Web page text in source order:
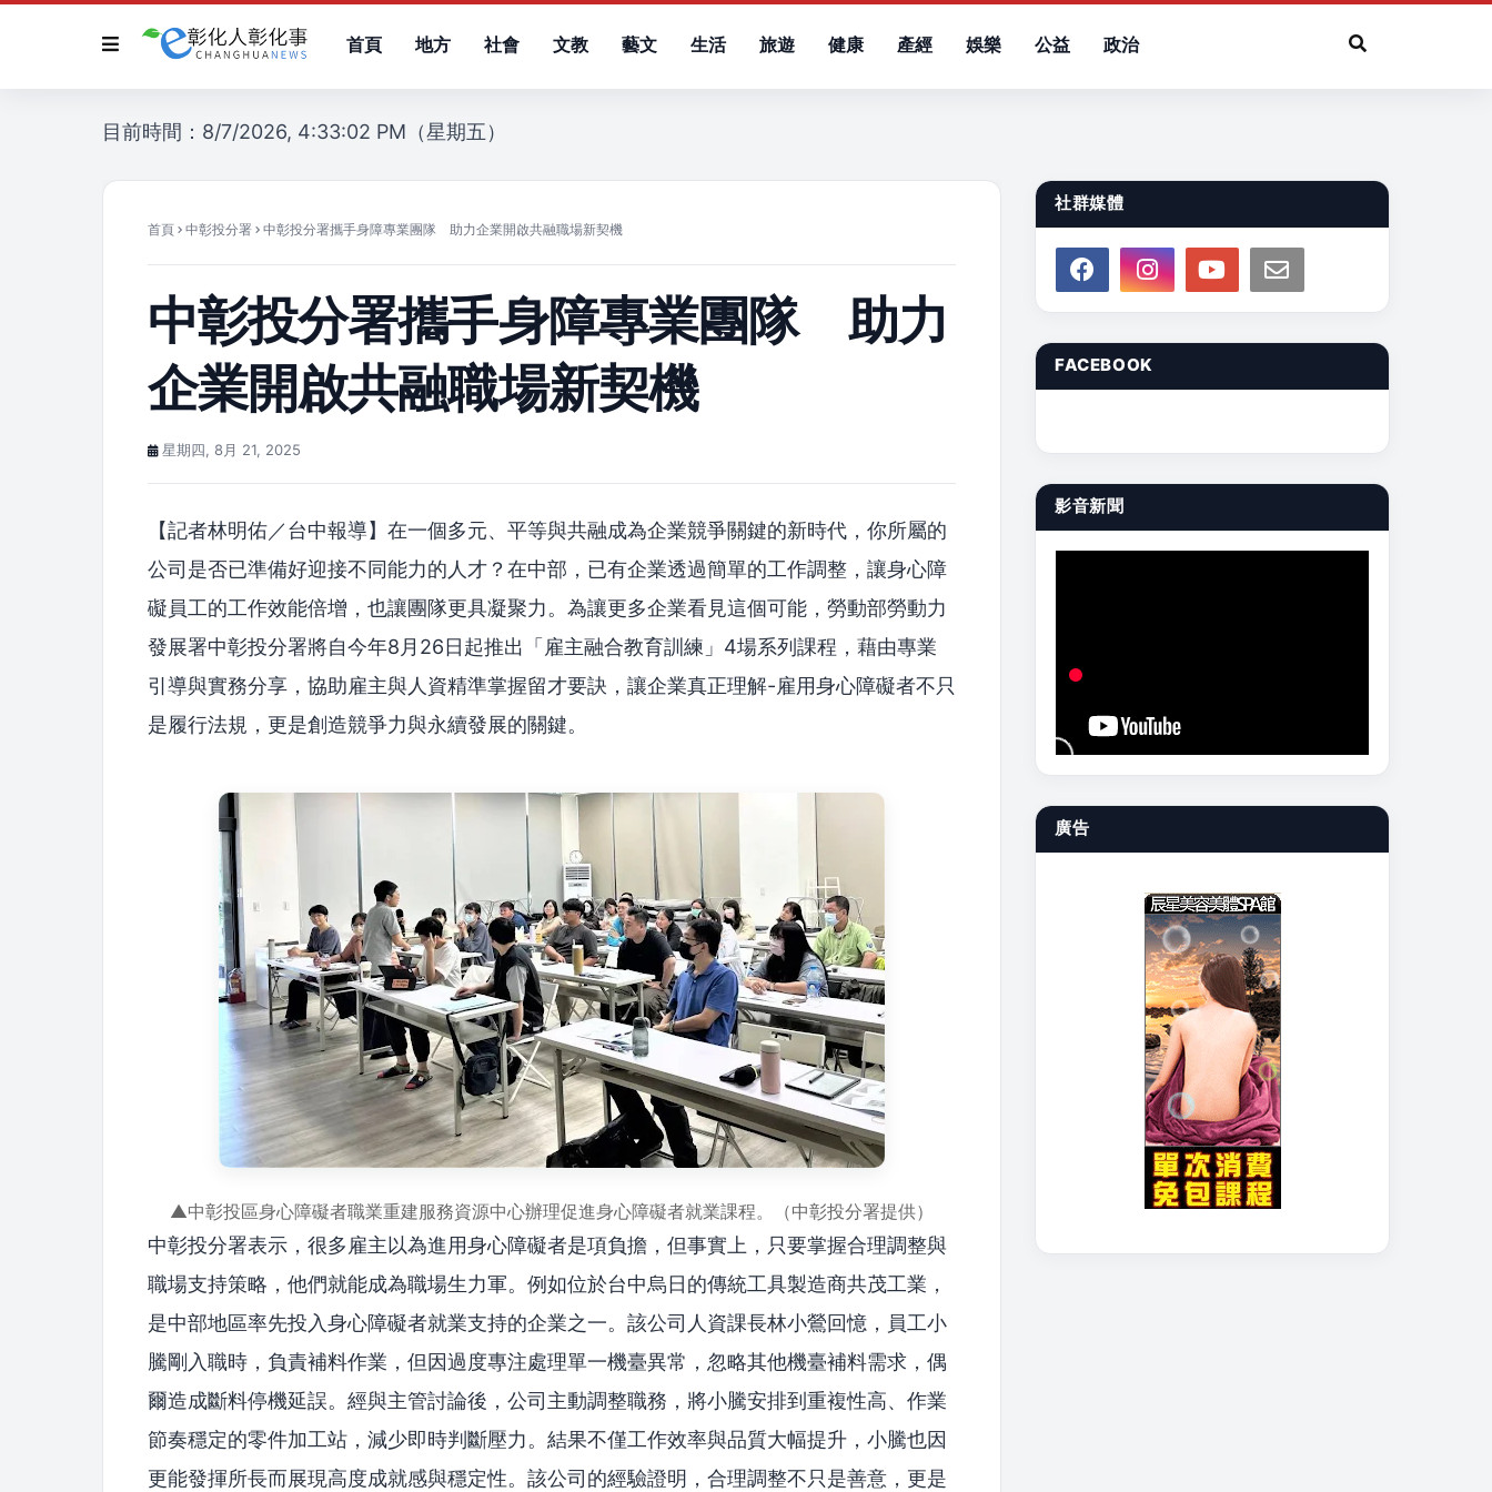
首頁 地方 社會 文教 藝文 生活 旅遊 健康 產經 娛樂 公益 政治
目前時間：8/7/2026, 4:33:02 PM（星期五）
首頁 中彰投分署 中彰投分署攜手身障專業團隊 助力企業開啟共融職場新契機
中彰投分署攜手身障專業團隊 助力
企業開啟共融職場新契機
星期四, 8月 21, 2025
【記者林明佑／台中報導】在一個多元、平等與共融成為企業競爭關鍵的新時代，你所屬的
公司是否已準備好迎接不同能力的人才？在中部，已有企業透過簡單的工作調整，讓身心障
礙員工的工作效能倍增，也讓團隊更具凝聚力。為讓更多企業看見這個可能，勞動部勞動力
發展署中彰投分署將自今年8月26日起推出「雇主融合教育訓練」4場系列課程，藉由專業
引導與實務分享，協助雇主與人資精準掌握留才要訣，讓企業真正理解-雇用身心障礙者不只
是履行法規，更是創造競爭力與永續發展的關鍵。
▲中彰投區身心障礙者職業重建服務資源中心辦理促進身心障礙者就業課程。（中彰投分署提供）
中彰投分署表示，很多雇主以為進用身心障礙者是項負擔，但事實上，只要掌握合理調整與
職場支持策略，他們就能成為職場生力軍。例如位於台中烏日的傳統工具製造商共茂工業，
是中部地區率先投入身心障礙者就業支持的企業之一。該公司人資課長林小鶯回憶，員工小
騰剛入職時，負責補料作業，但因過度專注處理單一機臺異常，忽略其他機臺補料需求，偶
爾造成斷料停機延誤。經與主管討論後，公司主動調整職務，將小騰安排到重複性高、作業
節奏穩定的零件加工站，減少即時判斷壓力。結果不僅工作效率與品質大幅提升，小騰也因
更能發揮所長而展現高度成就感與穩定性。該公司的經驗證明，合理調整不只是善意，更是
社群媒體
FACEBOOK
影音新聞
廣告